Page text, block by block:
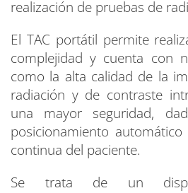
realización de pruebas de
El TAC portátil permite
complejidad y cuenta con
como la alta calidad de la
radiación y de contraste
una mayor seguridad,
posicionamiento
continua del paciente.
Se trata de un